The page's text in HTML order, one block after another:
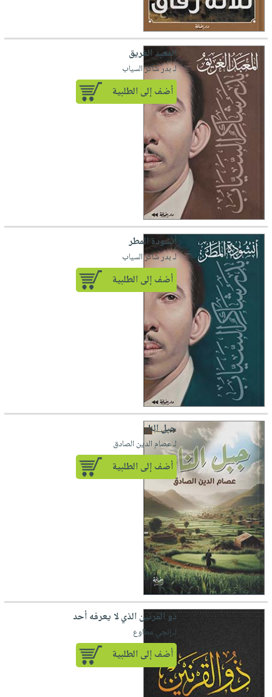
المعبد الغريق
لـ بدر شاكر السياب
أضف إلى الطلبية
أنشودة المطر
لـ بدر شاكر السياب
أضف إلى الطلبية
جبل النار
لـ عصام الدين الصادق
أضف إلى الطلبية
ذو القرنين الذي لا يعرفه أحد
لـ إنجي مطاوع
أضف إلى الطلبية